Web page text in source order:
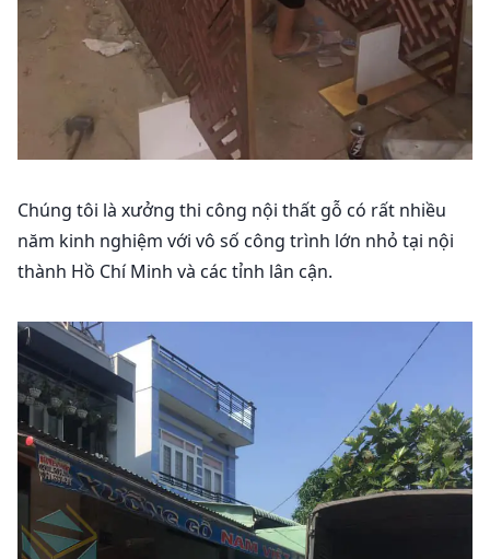
Chúng tôi là xưởng thi công nội thất gỗ có rất nhiều
năm kinh nghiệm với vô số công trình lớn nhỏ tại nội
thành Hồ Chí Minh và các tỉnh lân cận.